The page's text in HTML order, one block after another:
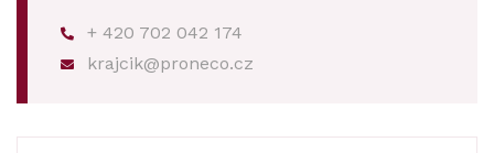
+ 420 702 042 174
krajcik@proneco.cz